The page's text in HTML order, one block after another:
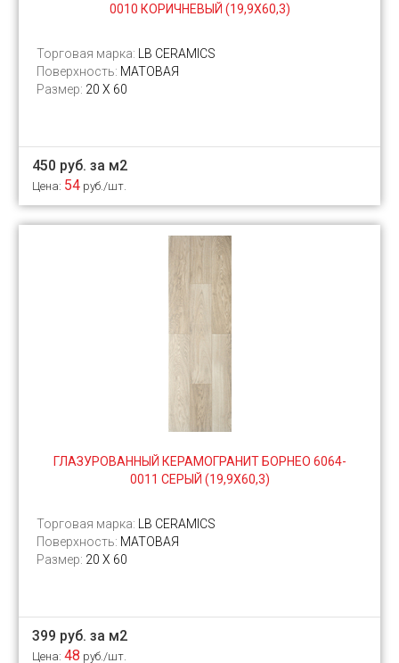
0010 КОРИЧНЕВЫЙ (19,9Х60,3)
Торговая марка: LB CERAMICS
Поверхность: МАТОВАЯ
Размер: 20 Х 60
450 руб. за м2
Цена: 54 руб./шт.
ГЛАЗУРОВАННЫЙ КЕРАМОГРАНИТ БОРНЕО 6064-
0011 СЕРЫЙ (19,9Х60,3)
Торговая марка: LB CERAMICS
Поверхность: МАТОВАЯ
Размер: 20 Х 60
399 руб. за м2
Цена: 48 руб./шт.